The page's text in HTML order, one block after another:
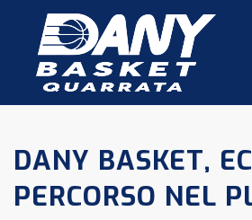
DANY BASKET,
PERCORSO NEL